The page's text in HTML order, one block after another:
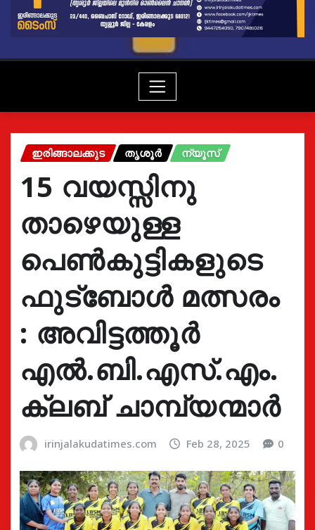
ഇരിങ്ങാലക്കുട തൃശൂർ ന്യൂസ്
15 വയസ്സിനു
താഴെയുള്ള
പെണ്‍കുട്ടികളുടെ
ഫുട്‌ബോള്‍ മത്സരം
: അവിട്ടത്തൂര്‍
എല്‍.ബി.എസ്.എം.
ക്ലബ് ചാമ്പ്യന്മാർ
irinjalakudatimes.com Feb 28, 2025 0